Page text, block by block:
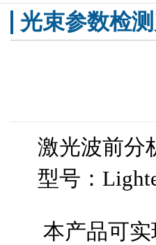
光束参数检
激光波前分
型号：
本产品可